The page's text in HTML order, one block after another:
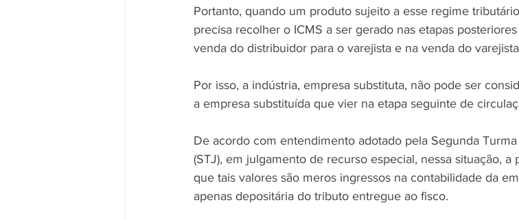
Portanto, quando um produto sujeito a esse regime
precisa recolher o ICMS a ser gerado nas etapas
venda do distribuidor para o varejista e na venda do
Por isso, a indústria, empresa substituta, não pode ser
a empresa substituída que vier na etapa seguinte de
De acordo com entendimento adotado pela Segunda
(STJ), em julgamento de recurso especial, nessa situação,
que tais valores são meros ingressos na contabilidade da
apenas depositária do tributo entregue ao fisco.